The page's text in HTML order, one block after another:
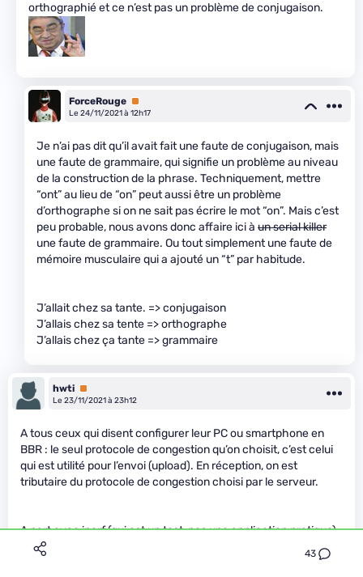
43
orthographié et ce n’est pas un problème de conjugaison.
ForceRouge Premium
Le 24/11/2021 à 12h17
Je n’ai pas dit qu’il avait fait une faute de conjugaison, mais
une faute de grammaire, qui signifie un problème au niveau
de la construction de la phrase. Techniquement, mettre
“ont” au lieu de “on” peut aussi être un problème
d’orthographe si on ne sait pas écrire le mot “on”. Mais c’est
peu probable, nous avons donc affaire ici à un serial killer
une faute de grammaire. Ou tout simplement une faute de
mémoire musculaire qui a ajouté un “t” par habitude.
J’allait chez sa tante. => conjugaison
J’allais chez sa tente => orthographe
J’allais chez ça tante => grammaire
hwti Premium
Le 23/11/2021 à 23h12
A tous ceux qui disent configurer leur PC ou smartphone en
BBR : le seul protocole de congestion qu’on choisit, c’est celui
qui est utilité pour l’envoi (upload). En réception, on est
tributaire du protocole de congestion choisi par le serveur.
A part avec iperf (qui est un test, pas une application pratique),
et le cas de quelqu’un qui écrirait une application et aurait le
choix du protocole (HTTP/1.1 et HTTP/2 utilisent TCP, HTTP/3